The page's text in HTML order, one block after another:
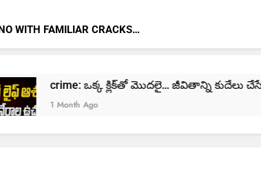
WITH FAMILIAR CRACKS…
ఒక్క క్లిక్‌తో మొదలై… జీవితాన్ని కుదేలు చేసే మోసాలు..!!
Ago